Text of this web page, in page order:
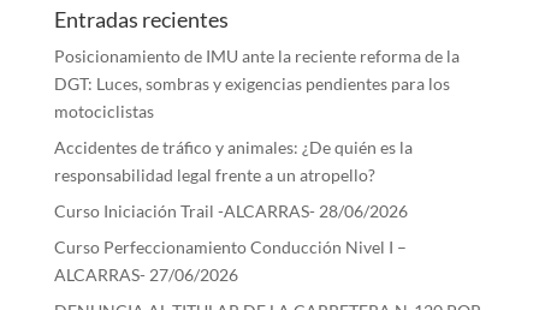
Entradas recientes
Posicionamiento de IMU ante la reciente reforma de la
DGT: Luces, sombras y exigencias pendientes para los
motociclistas
Accidentes de tráfico y animales: ¿De quién es la
responsabilidad legal frente a un atropello?
Curso Iniciación Trail -ALCARRAS- 28/06/2026
Curso Perfeccionamiento Conducción Nivel I –
ALCARRAS- 27/06/2026